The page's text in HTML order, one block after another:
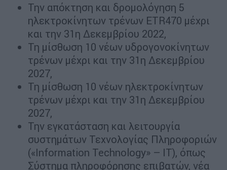
Την απόκτηση και δρομολόγηση 5
ηλεκτροκίνητων τρένων ETR470 μέχρι
και την 31η Δεκεμβρίου 2022,
Τη μίσθωση 10 νέων υδρογονοκίνητων
τρένων μέχρι και την 31η Δεκεμβρίου
2027,
Τη μίσθωση 10 νέων ηλεκτροκίνητων
τρένων μέχρι και την 31η Δεκεμβρίου
2027,
Την εγκατάσταση και λειτουργία
συστημάτων Τεχνολογίας Πληροφοριών
(«Information Technology» – ΙΤ), όπως
Σύστημα πληροφόρησης επιβατών, νέα